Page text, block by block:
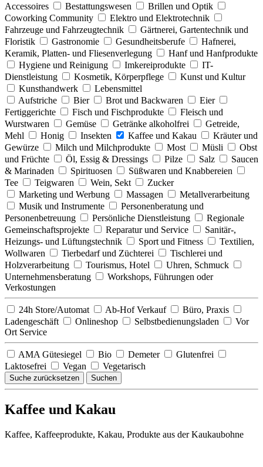
Accessoires
Bestattungswesen
Brillen und Optik
Coworking Community
Elektro und Elektrotechnik
Fahrzeuge und Fahrzeugtechnik
Gärtnerei, Gartentechnik und
Floristik
Gastronomie Gesundheitsberufe
Hafnerei,
Keramik, Platten- und Fliesenverlegung
Hanf und Hanfprodukte
Hygiene und Reinigung
Imkereiprodukte
IT-
Dienstleistung
Kosmetik, Körperpflege
Kunst und Kultur
Kunsthandwerk
Lebensmittel
Aufstriche
Bier Brot und Backwaren
Eier
Fertiggerichte
Fisch und Fischprodukte
Fleisch und
Wurstwaren
Gemüse Getränke alkoholfrei
Getreide,
Mehl
Honig Insekten Kaffee und Kakau
Kräuter und
Gewürze
Milch und Milchprodukte Most Müsli
Obst
und Früchte
Öl, Essig & Dressings Pilze Salz
Saucen
& Marinaden
Spirituosen
Süßwaren und Knabbereien
Tee
Teigwaren Wein, Sekt
Zucker
Marketing und Werbung
Massagen
Metallverarbeitung
Musik und Instrumente
Personenberatung und
Personenbetreuung
Persönliche Dienstleistung
Regionale
Gemeinschaftsprojekte
Reparatur und Service
Sanitär-,
Heizungs- und Lüftungstechnik
Sport und Fitness
Textilien,
Wollwaren
Tierbedarf und Züchterei
Tischlerei und
Holzverarbeitung
Tourismus, Hotel
Uhren, Schmuck
Unternehmensberatung
Workshops, Führungen oder
Verkostungen
24h Store/Automat Ab-Hof Verkauf
Büro, Praxis
Ladengeschäft
Onlineshop Selbstbedienungsladen
Vor
Ort Service
AMA Gütesiegel Bio Demeter
Glutenfrei
Laktosefrei
Vegan Vegetarisch
Suche zurücksetzen Suchen
Kaffee und Kakau
Kaffee, Kaffeeprodukte, Kakau, Produkte aus der Kaukaubohne